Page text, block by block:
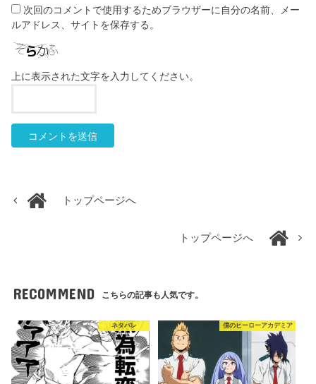
次回のコメントで使用するためブラウザーに自分の名前、メー
ルアドレス、サイトを保存する。
上に表示された文字を入力してください。
トップページへ
トップページへ
RECOMMEND こちらの記事も人気です。
ネタバレ 僕のヒーローアカデミア